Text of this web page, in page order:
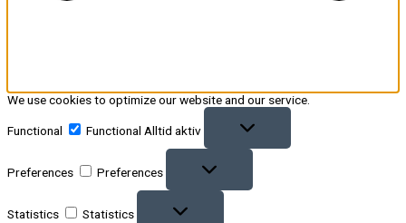
We use cookies to optimize our website and our service.
Functional Functional Alltid aktiv
Preferences Preferences
Statistics Statistics